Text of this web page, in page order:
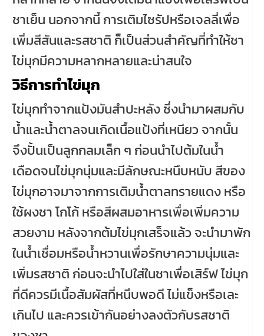
ชาเย็น นอกจากนี้ การเติมไซรัปหรือเจลลี่เพื่อ
เพิ่มสีสันและรสชาติ ก็เป็นส่วนสำคัญที่ทำให้ชา
ไข่มุกมีความหลากหลายและน่าสนใจ
วิธีการทำไข่มุก
ไข่มุกทำจากแป้งมันสำปะหลัง ซึ่งนำมาผสมกับ
น้ำและน้ำตาลจนเกิดเนื้อแป้งที่เหนียว จากนั้น
จึงปั้นเป็นลูกกลมเล็ก ๆ ก่อนนำไปต้มในน้ำ
เดือดจนไข่มุกนุ่มและมีลักษณะหนึบหนับ สีของ
ไข่มุกอาจมาจากการเติมน้ำตาลทรายแดง หรือ
ใช้ผงชา โกโก้ หรือสีผสมอาหารเพื่อเพิ่มความ
สวยงาม หลังจากต้มไข่มุกเสร็จแล้ว จะนำมาพัก
ในน้ำเชื่อมหรือน้ำหวานเพื่อรักษาความนุ่มและ
เพิ่มรสชาติ ก่อนจะนำไปใส่ในชาเพื่อเสิร์ฟ ไข่มุก
ที่ดีควรมีเนื้อสัมผัสที่หนึบพอดี ไม่แข็งหรือเละ
เกินไป และควรเข้ากันอย่างลงตัวกับรสชาติ